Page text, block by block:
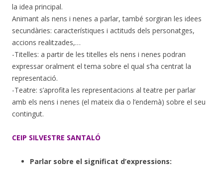
la idea principal.
Animant als nens i nenes a parlar, també sorgiran les idees
secundàries: característiques i actituds dels personatges,
accions realitzades,…
-Titelles: a partir de les titelles els nens i nenes podran
expressar oralment el tema sobre el qual s’ha centrat la
representació.
-Teatre: s’aprofita les representacions al teatre per parlar
amb els nens i nenes (el mateix dia o l’endemà) sobre el seu
contingut.
CEIP SILVESTRE SANTALÓ
Parlar sobre el significat d’expressions: